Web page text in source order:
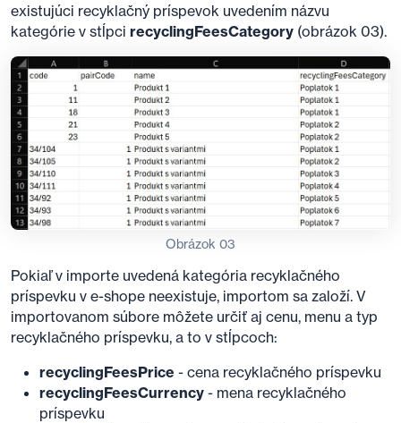
existujúci recyklačný príspevok uvedením názvu
kategórie v stĺpci recyclingFeesCategory (obrázok 03).
Obrázok 03
Pokiaľ v importe uvedená kategória recyklačného
príspevku v e-shope neexistuje, importom sa založí. V
importovanom súbore môžete určiť aj cenu, menu a typ
recyklačného príspevku, a to v stĺpcoch:
recyclingFeesPrice - cena recyklačného príspevku
recyclingFeesCurrency - mena recyklačného
príspevku